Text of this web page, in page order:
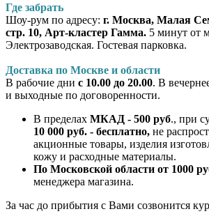
Где забрать
Шоу-рум по адресу: г. Москва, Малая
стр. 10, Арт-кластер Гамма. 5 минут от
Электрозаводская. Гостевая парковка.
Доставка по Москве и области
В рабочие дни с 10.00 до 20.00. В
и выходные по договоренности.
В пределах МКАД - 500 руб., при
10 000 руб. - бесплатно, не
акционные товары, изделия
кожу и расходные материалы.
По Московской области от 1000
менеджера магазина.
За час до прибытия с Вами созвонится